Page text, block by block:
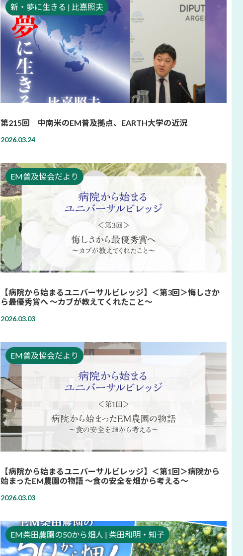
新・夢に生きる | 比嘉照夫
第215回 中南米のEM普及拠点、EARTH大学の近況
2026.03.24
EM普及協会だより
【病院から始まるユニバーサルビレッジ】＜第3回＞悔しさか
ら最優秀賞へ 〜カブが教えてくれたこと〜
2026.03.03
EM普及協会だより
【病院から始まるユニバーサルビレッジ】＜第1回＞病院から
始まったEM農園の物語 〜食の安全を畑から考える〜
2026.03.03
EM柴田農園の50から畑人 | 柴田和明・知子